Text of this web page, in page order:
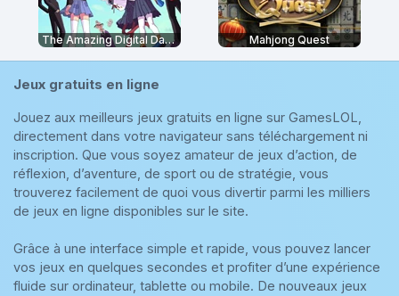
The Amazing Digital Dating Simulator Mahjong Quest
Jeux gratuits en ligne
Jouez aux meilleurs jeux gratuits en ligne sur GamesLOL,
directement dans votre navigateur sans téléchargement ni
inscription. Que vous soyez amateur de jeux d’action, de
réflexion, d’aventure, de sport ou de stratégie, vous
trouverez facilement de quoi vous divertir parmi les milliers
de jeux en ligne disponibles sur le site.
Grâce à une interface simple et rapide, vous pouvez lancer
vos jeux en quelques secondes et profiter d’une expérience
fluide sur ordinateur, tablette ou mobile. De nouveaux jeux